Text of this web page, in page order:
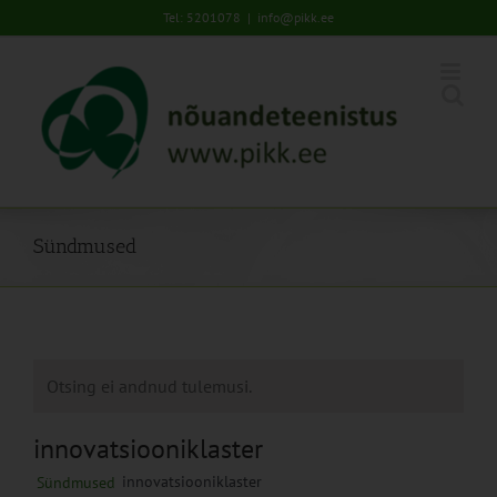
to
Tel: 5201078 | info@pikk.ee
Sündmused
Otsing ei andnud tulemusi.
innovatsiooniklaster
Sündmused innovatsiooniklaster